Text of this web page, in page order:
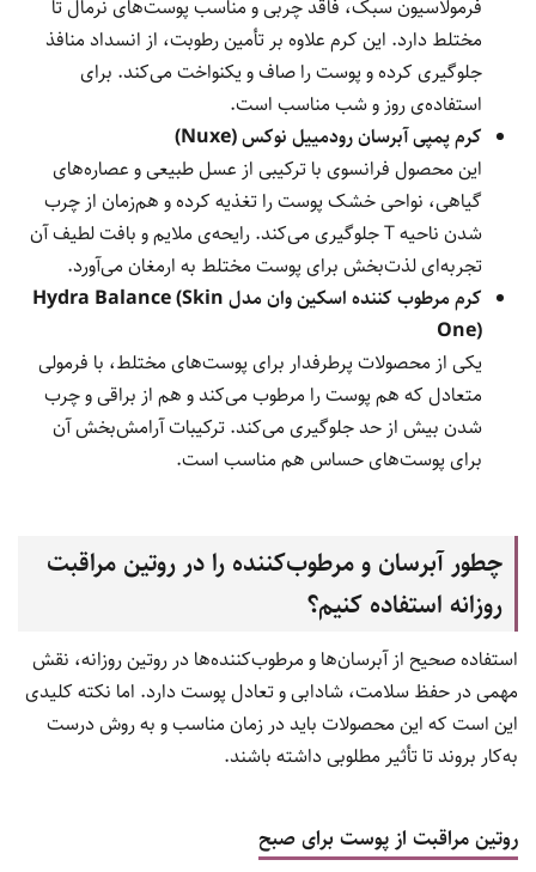
فرمولاسیون سبک، فاقد چربی و مناسب پوست‌های نرمال تا
مختلط دارد. این کرم علاوه بر تأمین رطوبت، از انسداد منافذ
جلوگیری کرده و پوست را صاف و یکنواخت می‌کند. برای
استفاده‌ی روز و شب مناسب است.
کرم پمپی آبرسان رودمییل نوکس (Nuxe)
این محصول فرانسوی با ترکیبی از عسل طبیعی و عصاره‌های
گیاهی، نواحی خشک پوست را تغذیه کرده و هم‌زمان از چرب
شدن ناحیه T جلوگیری می‌کند. رایحه‌ی ملایم و بافت لطیف آن
تجربه‌ای لذت‌بخش برای پوست مختلط به ارمغان می‌آورد.
کرم مرطوب کننده اسکین وان مدل Hydra Balance (Skin
One)
یکی از محصولات پرطرفدار برای پوست‌های مختلط، با فرمولی
متعادل که هم پوست را مرطوب می‌کند و هم از براقی و چرب
شدن بیش از حد جلوگیری می‌کند. ترکیبات آرامش‌بخش آن
برای پوست‌های حساس هم مناسب است.
چطور آبرسان و مرطوب‌کننده را در روتین مراقبت
روزانه استفاده کنیم؟
استفاده صحیح از آبرسان‌ها و مرطوب‌کننده‌ها در روتین روزانه، نقش
مهمی در حفظ سلامت، شادابی و تعادل پوست دارد. اما نکته کلیدی
این است که این محصولات باید در زمان مناسب و به روش درست
به‌کار بروند تا تأثیر مطلوبی داشته باشند.
روتین مراقبت از پوست برای صبح